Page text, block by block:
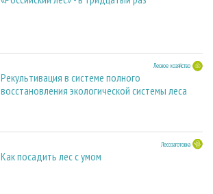
Лесное хозяйство
Рекультивация в системе полного
восстановления экологической системы леса
Лесозаготовка
Как посадить лес с умом